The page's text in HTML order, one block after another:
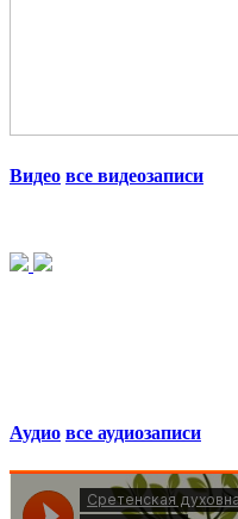
Видео все видеозаписи
Аудио все аудиозаписи